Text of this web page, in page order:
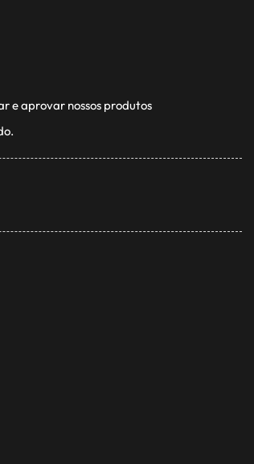
e aprovar nossos produtos